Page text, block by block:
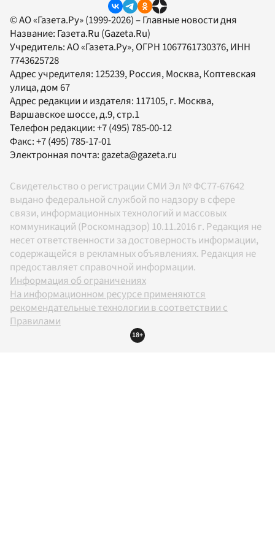
© АО «Газета.Ру» (1999-2026) – Главные новости дня
Название: Газета.Ru (Gazeta.Ru)
Учредитель:АО «Газета.Ру», ОГРН 1067761730376, ИНН
7743625728
Адрес учредителя: 125239, Россия, Москва, Коптевская
улица, дом 67
Адрес редакции и издателя: 117105, г. Москва,
Варшавское шоссе, д.9, стр.1
Телефон редакции:+7 (495) 785-00-12
Факс:+7 (495) 785-17-01
Электронная почта: gazeta@gazeta.ru
Свидетельство о регистрации СМИ Эл № ФС77-67642
выдано федеральной службой по надзору в сфере
связи, информационных технологий и массовых
коммуникаций (Роскомнадзор) 10.11.2016 г. Редакция не
несет ответственности за достоверность информации,
содержащейся в рекламных объявлениях. Редакция не
предоставляет справочной информации.
Информация об ограничениях
На информационном ресурсе применяются
рекомендательные технологии в соответствии с
Правилами
18+